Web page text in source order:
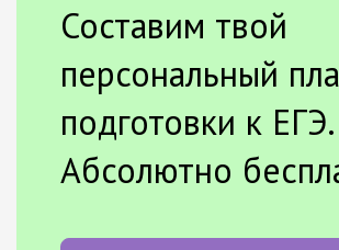
Составим твой
персональный
подготовки к ЕГЭ.
Абсолютно